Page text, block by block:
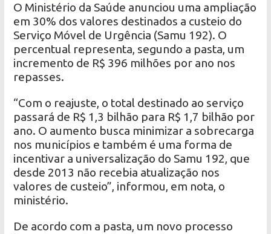
O Ministério da Saúde anunciou uma ampliação
em 30% dos valores destinados a custeio do
Serviço Móvel de Urgência (Samu 192). O
percentual representa, segundo a pasta, um
incremento de R$ 396 milhões por ano nos
repasses.
“Com o reajuste, o total destinado ao serviço
passará de R$ 1,3 bilhão para R$ 1,7 bilhão por
ano. O aumento busca minimizar a sobrecarga
nos municípios e também é uma forma de
incentivar a universalização do Samu 192, que
desde 2013 não recebia atualização nos
valores de custeio”, informou, em nota, o
ministério.
De acordo com a pasta, um novo processo